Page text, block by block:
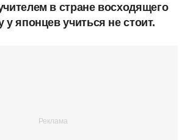
в стране восходящего
у японцев учиться не стоит.